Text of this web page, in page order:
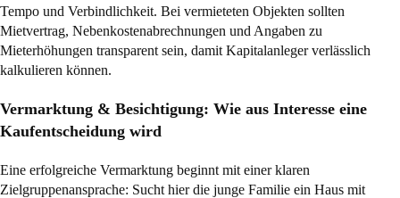
Tempo und Verbindlichkeit. Bei vermieteten Objekten sollten
Mietvertrag, Nebenkostenabrechnungen und Angaben zu
Mieterhöhungen transparent sein, damit Kapitalanleger verlässlich
kalkulieren können.
Vermarktung & Besichtigung: Wie aus Interesse eine
Kaufentscheidung wird
Eine erfolgreiche Vermarktung beginnt mit einer klaren
Zielgruppenansprache: Sucht hier die junge Familie ein Haus mit